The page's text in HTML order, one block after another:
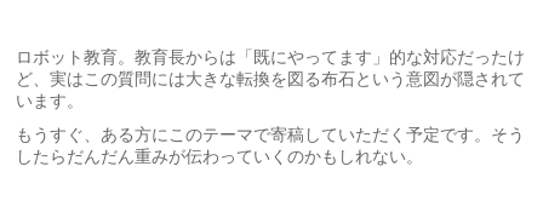
ロボット教育。教育長からは「既にやってます」的な対応だったけ
ど、実はこの質問には大きな転換を図る布石という意図が隠されて
います。
もうすぐ、ある方にこのテーマで寄稿していただく予定です。そう
したらだんだん重みが伝わっていくのかもしれない。